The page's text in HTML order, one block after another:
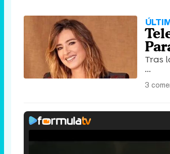
Tras
...
3